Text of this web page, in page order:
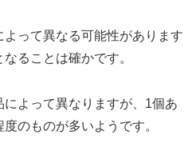
って異なる可能性があります
ることは確かです。
よって異なりますが、1個あ
のものが多いようです。